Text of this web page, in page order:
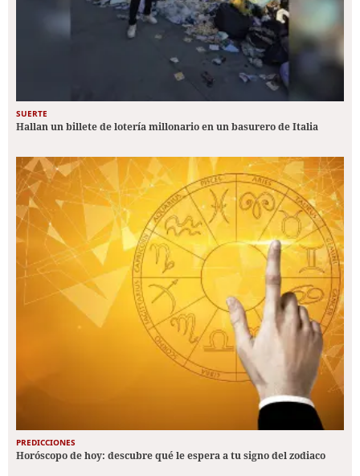
SUERTE
Hallan un billete de lotería millonario en un basurero de Italia
PREDICCIONES
Horóscopo de hoy: descubre qué le espera a tu signo del zodiaco